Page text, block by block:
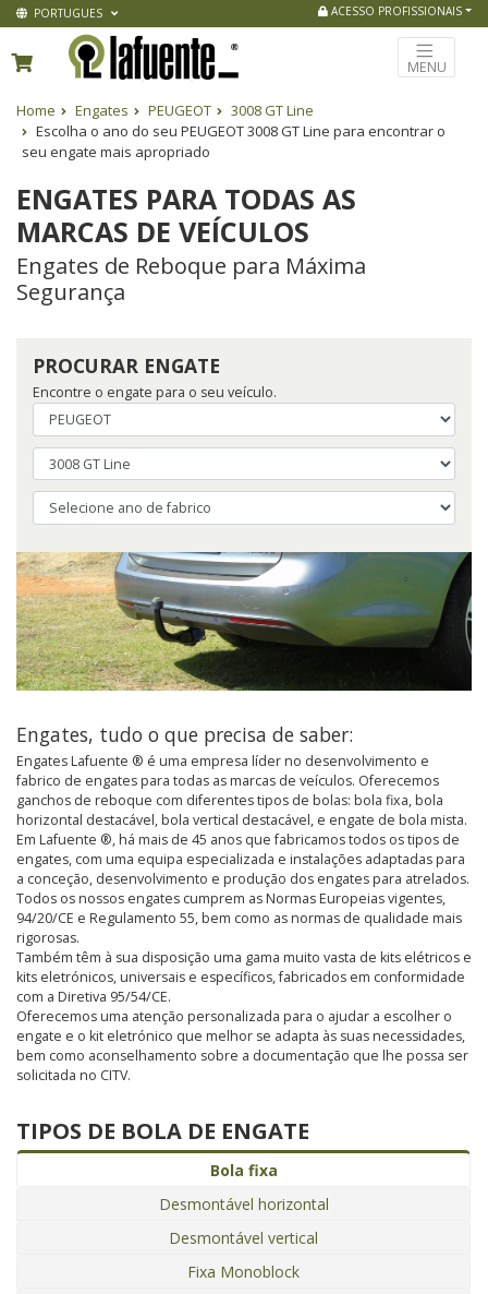
PORTUGUES ACESSO PROFISSIONAIS
MENU
Home Engates PEUGEOT
3008 GT Line
Escolha o ano do seu PEUGEOT 3008 GT Line para encontrar o
seu engate mais apropriado
ENGATES PARA TODAS AS
MARCAS DE VEÍCULOS
Engates de Reboque para Máxima
Segurança
PROCURAR ENGATE
Encontre o engate para o seu veículo.
Engates, tudo o que precisa de saber:
Engates Lafuente ® é uma empresa líder no desenvolvimento e
fabrico de engates para todas as marcas de veículos. Oferecemos
ganchos de reboque com diferentes tipos de bolas: bola fixa, bola
horizontal destacável, bola vertical destacável, e engate de bola mista.
Em Lafuente ®, há mais de 45 anos que fabricamos todos os tipos de
engates, com uma equipa especializada e instalações adaptadas para
a conceção, desenvolvimento e produção dos engates para atrelados.
Todos os nossos engates cumprem as Normas Europeias vigentes,
94/20/CE e Regulamento 55, bem como as normas de qualidade mais
rigorosas.
Também têm à sua disposição uma gama muito vasta de kits elétricos e
kits eletrónicos, universais e específicos, fabricados em conformidade
com a Diretiva 95/54/CE.
Oferecemos uma atenção personalizada para o ajudar a escolher o
engate e o kit eletrónico que melhor se adapta às suas necessidades,
bem como aconselhamento sobre a documentação que lhe possa ser
solicitada no CITV.
TIPOS DE BOLA DE ENGATE
Bola fixa
Desmontável horizontal
Desmontável vertical
Fixa Monoblock